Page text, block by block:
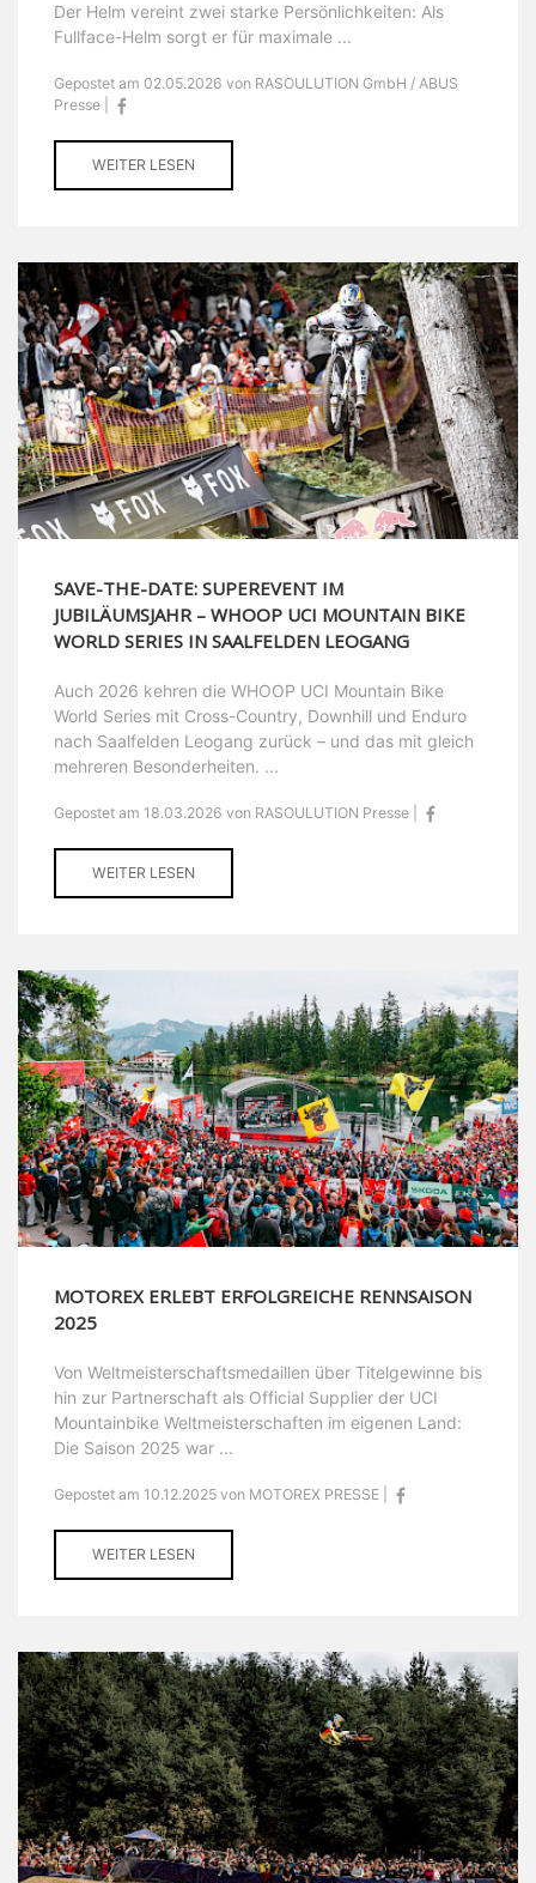
Der Helm vereint zwei starke Persönlichkeiten: Als
Fullface-Helm sorgt er für maximale ...
Gepostet am 02.05.2026 von RASOULUTION GmbH / ABUS
Presse |
WEITER LESEN
SAVE-THE-DATE: SUPEREVENT IM
JUBILÄUMSJAHR – WHOOP UCI MOUNTAIN BIKE
WORLD SERIES IN SAALFELDEN LEOGANG
Auch 2026 kehren die WHOOP UCI Mountain Bike
World Series mit Cross-Country, Downhill und Enduro
nach Saalfelden Leogang zurück – und das mit gleich
mehreren Besonderheiten. ...
Gepostet am 18.03.2026 von RASOULUTION Presse |
WEITER LESEN
MOTOREX ERLEBT ERFOLGREICHE RENNSAISON
2025
Von Weltmeisterschaftsmedaillen über Titelgewinne bis
hin zur Partnerschaft als Official Supplier der UCI
Mountainbike Weltmeisterschaften im eigenen Land:
Die Saison 2025 war ...
Gepostet am 10.12.2025 von MOTOREX PRESSE |
WEITER LESEN